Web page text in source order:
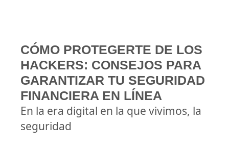
CÓMO PROTEGERTE DE LOS
HACKERS: CONSEJOS PARA
GARANTIZAR TU SEGURIDAD
FINANCIERA EN LÍNEA
En la era digital en la que vivimos, la
seguridad